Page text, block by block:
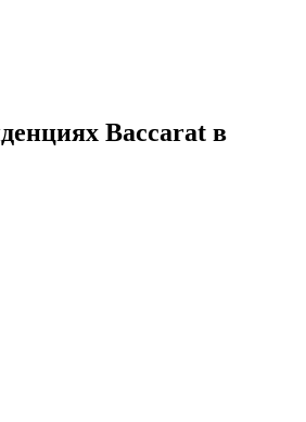
Baccarat в